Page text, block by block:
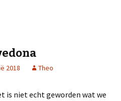
2018 Theo
is niet echt geworden wat we